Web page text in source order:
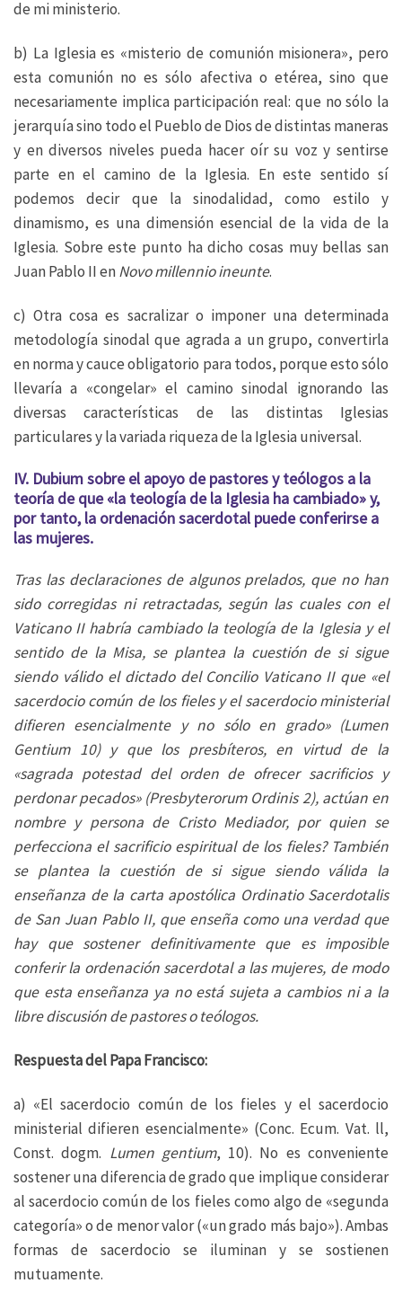
de mi ministerio.
b) La Iglesia es «misterio de comunión misionera», pero
esta comunión no es sólo afectiva o etérea, sino que
necesariamente implica participación real: que no sólo la
jerarquía sino todo el Pueblo de Dios de distintas maneras
y en diversos niveles pueda hacer oír su voz y sentirse
parte en el camino de la Iglesia. En este sentido sí
podemos decir que la sinodalidad, como estilo y
dinamismo, es una dimensión esencial de la vida de la
Iglesia. Sobre este punto ha dicho cosas muy bellas san
Juan Pablo II enNovo millennio ineunte.
c) Otra cosa es sacralizar o imponer una determinada
metodología sinodal que agrada a un grupo, convertirla
en norma y cauce obligatorio para todos, porque esto sólo
llevaría a «congelar» el camino sinodal ignorando las
diversas características de las distintas Iglesias
particulares y la variada riqueza de la Iglesia universal.
IV. Dubium sobre el apoyo de pastores y teólogos a la
teoría de que «la teología de la Iglesia ha cambiado» y,
por tanto, la ordenación sacerdotal puede conferirse a
las mujeres.
Tras las declaraciones de algunos prelados, que no han
sido corregidas ni retractadas, según las cuales con el
Vaticano II habría cambiado la teología de la Iglesia y el
sentido de la Misa, se plantea la cuestión de si sigue
siendo válido el dictado del Concilio Vaticano II que «el
sacerdocio común de los fieles y el sacerdocio ministerial
difieren esencialmente y no sólo en grado» (Lumen
Gentium 10) y que los presbíteros, en virtud de la
«sagrada potestad del orden de ofrecer sacrificios y
perdonar pecados» (Presbyterorum Ordinis 2), actúan en
nombre y persona de Cristo Mediador, por quien se
perfecciona el sacrificio espiritual de los fieles? También
se plantea la cuestión de si sigue siendo válida la
enseñanza de la carta apostólica Ordinatio Sacerdotalis
de San Juan Pablo II, que enseña como una verdad que
hay que sostener definitivamente que es imposible
conferir la ordenación sacerdotal a las mujeres, de modo
que esta enseñanza ya no está sujeta a cambios ni a la
libre discusión de pastores o teólogos.
Respuesta del Papa Francisco:
a) «El sacerdocio común de los fieles y el sacerdocio
ministerial difieren esencialmente» (Conc. Ecum. Vat. ll,
Const. dogm. Lumen gentium, 10). No es conveniente
sostener una diferencia de grado que implique considerar
al sacerdocio común de los fieles como algo de «segunda
categoría» o de menor valor («un grado más bajo»). Ambas
formas de sacerdocio se iluminan y se sostienen
mutuamente.